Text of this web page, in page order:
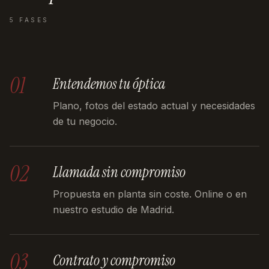
5 FASES
01 Entendemos tu óptica
Plano, fotos del estado actual y necesidades
de tu negocio.
02 Llamada sin compromiso
Propuesta en planta sin coste. Online o en
nuestro estudio de Madrid.
03 Contrato y compromiso